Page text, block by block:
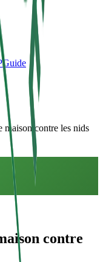
Guide
maison contre les nids
contre